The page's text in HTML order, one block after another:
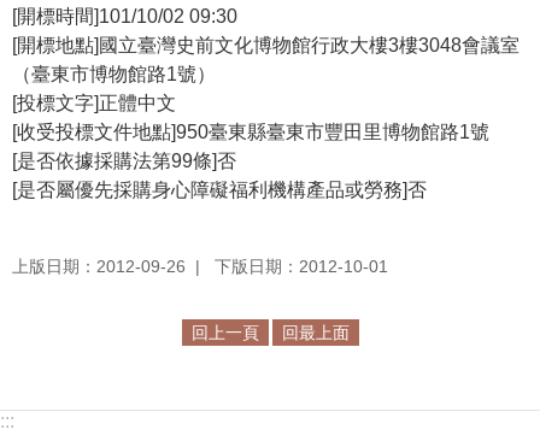
站
資
料
開
放
宣
告
私
策
[開標時間]101/10/02 09:30
[開標地點]國立臺灣史前文化博物館行政大樓3樓3048會議室
（臺東市博物館路1號）
[投標文字]正體中文
[收受投標文件地點]950臺東縣臺東市豐田里博物館路1號
[是否依據採購法第99條]否
[是否屬優先採購身心障礙福利機構產品或勞務]否
上版日期：2012-09-26 下版日期：2012-10-01
回上一頁 回最上面
:::